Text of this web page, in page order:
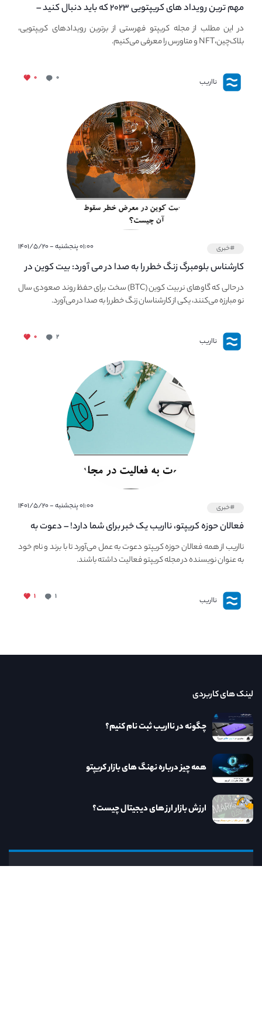
مهم ترین رویداد های کریپتویی ۲۰۲۳ که باید دنبال کنید –
معرفی بهترین رویداد های جهانی
در این مطلب از مجله کریپتو فهرستی از برترین رویدادهای کریپتویی،
بلاک‌چین،NFT و متاورس را معرفی می‌کنیم.
نااریب ۰ ۰
#خبری ۰۱:۰۰ پنجشنبه - ۱۴۰۱/۵/۲۰
کارشناس بلومبرگ زنگ خطر را به صدا در می آورد: بیت کوین در
معرض خطر سقوط بزرگ است - دلیل آن چیست؟در حالی که گاوهای نر بیت کوین (BTC) سخت برای حفظ روند صعودی سال
نو مبارزه می‌کنند، یکی از کارشناسان زنگ خطر را به صدا در می‌آورد.
نااریب ۲ ۰
#خبری ۰۱:۰۰ پنجشنبه - ۱۴۰۱/۵/۲۰
فعالان حوزه کریپتو، نااریب یک خبر برای شما دارد! – دعوت به
فعالیت در مجله کریپتو
نااریب از همه فعالان حوزه کریپتو دعوت به عمل می‌آورد تا با برند و نام خود
به عنوان نویسنده در مجله کریپتو فعالیت داشته باشند.
نااریب ۱ ۱
لینک های کاربردی
چگونه در نااریب ثبت نام کنیم؟
همه چیز درباره نهنگ های بازار کریپتو
ارزش بازار ارز های دیجیتال چیست؟